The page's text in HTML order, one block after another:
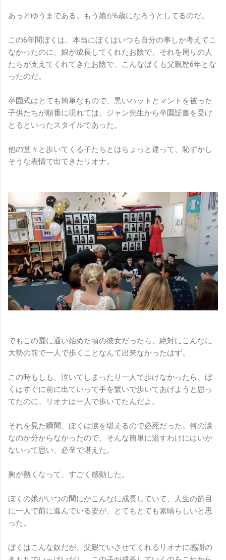
あっとゆうまである。もう娘が6歳になろうとしてるのだ。
この6年間ぼくは、本当にぼくはいつも自分の事しか考えてこ
なかったのに、娘が成長してくれたお陰で、それを周りの人
たちが支えてくれてきたお陰で、こんなぼくも父親歴6年とな
ったのだ。
卒園式はとても簡単なもので、黒いハットとマントを被った
子供たちが順番に現れては、ジャン先生から卒園証書を受け
とるといったスタイルであった。
他の堂々と歩いてくる子たちとはちょっと違って、恥ずかし
そうな表情で出てきたリオナ。
でもこの園に通い始めた頃の彼女だったら、絶対にこんなに
大勢の前で一人で歩くことなんて出来なかったはず。
この時もしも、泣いてしまったり一人で歩けなかったら、ぼ
くはすぐに前に出ていって手を繋いで歩いてあげようと思っ
てたのに、リオナは一人で歩いてたんだよ。
それを見た瞬間、ぼくは涙を堪えるので必死だった。何の涙
なのか分からなかったので、そんな簡単に溢すわけにはいか
ないって思い、必至で堪えた。
胸が熱くなって、すごく感動した。
ぼくの娘がいつの間にかこんなに成長していて、人生の節目
に一人で前に進んでいる姿が、とてもとても素晴らしいと思
った。
ぼくはこんな奴だが、父親でいさせてくれるリオナに感謝の